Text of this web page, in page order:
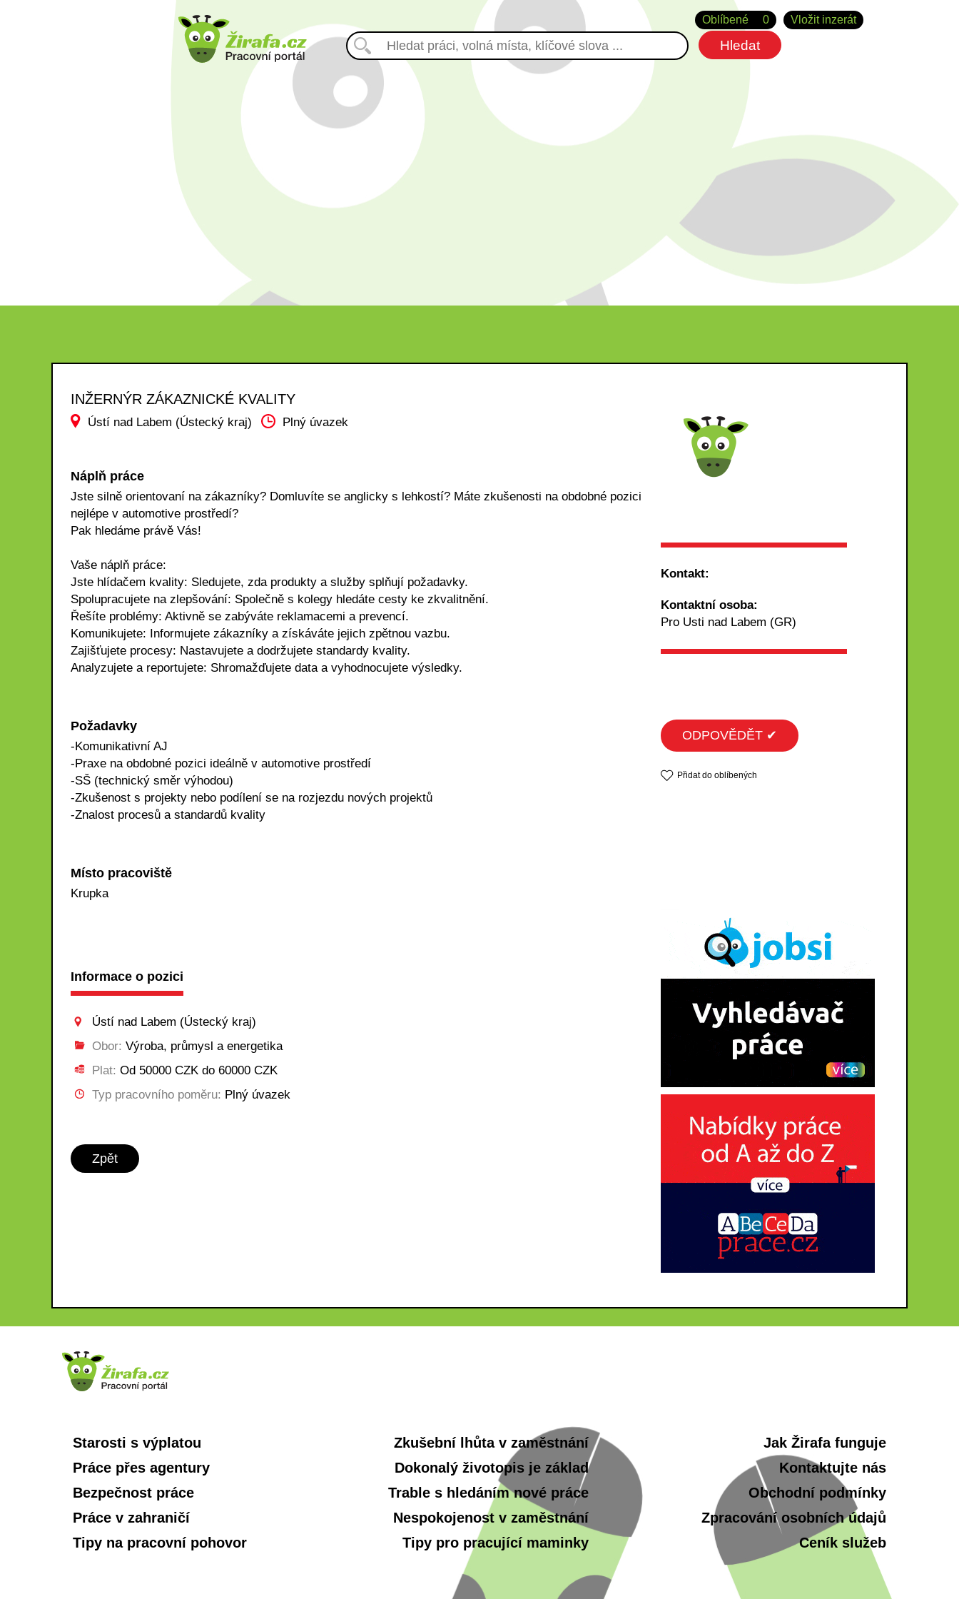
Vložit inzerát
Oblíbené 0
INŽERNÝR ZÁKAZNICKÉ KVALITY
Ústí nad Labem (Ústecký kraj) Plný úvazek
Náplň práce
Jste silně orientovaní na zákazníky? Domluvíte se anglicky s lehkostí? Máte zkušenosti na obdobné pozici
nejlépe v automotive prostředí?
Pak hledáme právě Vás!
Vaše náplň práce:
Jste hlídačem kvality: Sledujete, zda produkty a služby splňují požadavky.
Spolupracujete na zlepšování: Společně s kolegy hledáte cesty ke zkvalitnění.
Řešíte problémy: Aktivně se zabýváte reklamacemi a prevencí.
Komunikujete: Informujete zákazníky a získáváte jejich zpětnou vazbu.
Zajišťujete procesy: Nastavujete a dodržujete standardy kvality.
Analyzujete a reportujete: Shromažďujete data a vyhodnocujete výsledky.
Požadavky
-Komunikativní AJ
-Praxe na obdobné pozici ideálně v automotive prostředí
-SŠ (technický směr výhodou)
-Zkušenost s projekty nebo podílení se na rozjezdu nových projektů
-Znalost procesů a standardů kvality
Místo pracoviště
Krupka
Informace o pozici
Ústí nad Labem (Ústecký kraj)
Obor: Výroba, průmysl a energetika
Plat: Od 50000 CZK do 60000 CZK
Typ pracovního poměru: Plný úvazek
Zpět
Kontakt:
Kontaktní osoba:
Pro Usti nad Labem (GR)
ODPOVĚDĚT ✔
Přidat do oblíbených
Starosti s výplatou
Práce přes agentury
Bezpečnost práce
Práce v zahraničí
Tipy na pracovní pohovor
Zkušební lhůta v zaměstnání
Dokonalý životopis je základ
Trable s hledáním nové práce
Nespokojenost v zaměstnání
Tipy pro pracující maminky
Jak Žirafa funguje
Kontaktujte nás
Obchodní podmínky
Zpracování osobních údajů
Ceník služeb